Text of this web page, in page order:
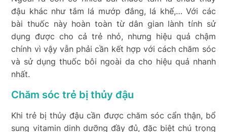
đậu khác như tắm lá mướp đắng, lá khế,… Với các
bài thuốc này hoàn toàn từ dân gian lành tính sử
dụng được cho cả trẻ nhỏ, nhưng hiệu quả chậm
chính vì vậy vẫn phải cần kết hợp với cách chăm sóc
và sử dụng thuốc bôi ngoài da cho hiệu quả nhanh
nhất.
Chăm sóc trẻ bị thủy đậu
Khi trẻ bị thủy đậu cần được chăm sóc cẩn thận, bổ
sung vitamin dinh dưỡng đầy đủ, đặc biệt chú trọng